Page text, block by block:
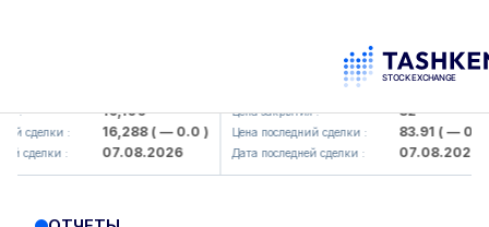
16,100
: 16,288( — 0.0 )
: 07.08.2026
KFSK (<Kafolat sug'urta
Цена закрытия : 82
Цена последний сделки : 83.91( — 0.0 )
Дата последней сделки : 07.08.2026